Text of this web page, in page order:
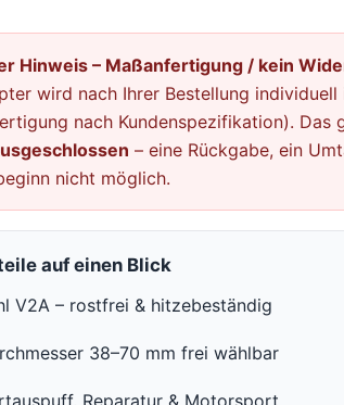
Hinweis – Maßanfertigung / kein
wird nach Ihrer Bestellung
nach Kundenspezifikation). Das
– eine Rückgabe, ein
nicht möglich.
auf einen Blick
V2A – rostfrei & hitzebeständig
38–70 mm frei wählbar
Reparatur & Motorsport